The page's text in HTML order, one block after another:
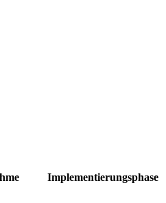
Implementierungsphase